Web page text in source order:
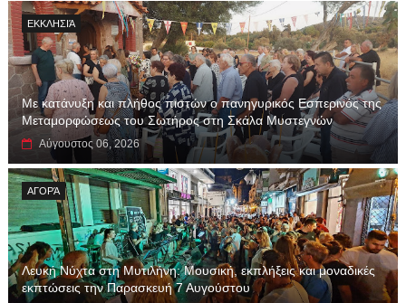
ΕΚΚΛΗΣΙΆ
Με κατάνυξη και πλήθος πιστών ο πανηγυρικός Εσπερινός της
Μεταμορφώσεως του Σωτήρος στη Σκάλα Μυστεγνών
Αύγουστος 06, 2026
ΑΓΟΡΆ
Λευκή Νύχτα στη Μυτιλήνη: Μουσική, εκπλήξεις και μοναδικές
εκπτώσεις την Παρασκευή 7 Αυγούστου